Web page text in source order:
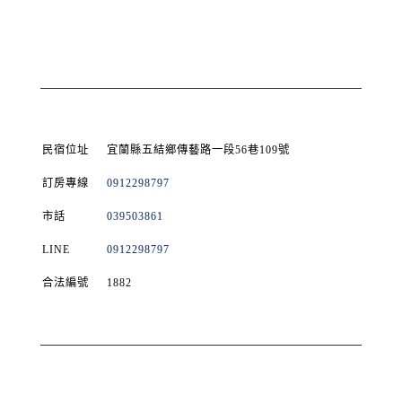
民宿位址 宜蘭縣五結鄉傳藝路一段56巷109號
訂房專線 0912298797
市話 039503861
LINE 0912298797
合法編號 1882